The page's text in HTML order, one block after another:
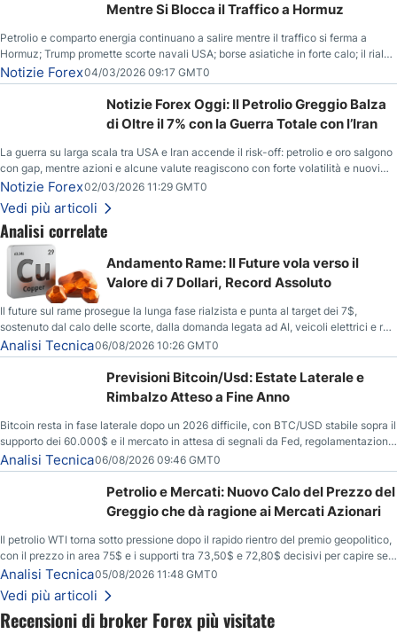
Recensioni di broker Forex più visitate
Mentre Si Blocca il Traffico a Hormuz
Petrolio e comparto energia continuano a salire mentre il traffico si ferma a
Hormuz; Trump promette scorte navali USA; borse asiatiche in forte calo; il rialzo
del gas naturale mette pressione all’euro.
Notizie Forex04/03/2026 09:17 GMT0
Notizie Forex Oggi: Il Petrolio Greggio Balza
di Oltre il 7% con la Guerra Totale con l’Iran
La guerra su larga scala tra USA e Iran accende il risk-off: petrolio e oro salgono
con gap, mentre azioni e alcune valute reagiscono con forte volatilità e nuovi
livelli da monitorare.
Notizie Forex02/03/2026 11:29 GMT0
Vedi più articoli
Analisi correlate
Andamento Rame: Il Future vola verso il
Valore di 7 Dollari, Record Assoluto
Il future sul rame prosegue la lunga fase rialzista e punta al target dei 7$,
sostenuto dal calo delle scorte, dalla domanda legata ad AI, veicoli elettrici e reti
energetiche, e dai timori di deficit produttivo dal 2028.
Analisi Tecnica06/08/2026 10:26 GMT0
Previsioni Bitcoin/Usd: Estate Laterale e
Rimbalzo Atteso a Fine Anno
Bitcoin resta in fase laterale dopo un 2026 difficile, con BTC/USD stabile sopra il
supporto dei 60.000$ e il mercato in attesa di segnali da Fed, regolamentazione
USA ed elezioni di medio termine.
Analisi Tecnica06/08/2026 09:46 GMT0
Petrolio e Mercati: Nuovo Calo del Prezzo del
Greggio che dà ragione ai Mercati Azionari
Il petrolio WTI torna sotto pressione dopo il rapido rientro del premio geopolitico,
con il prezzo in area 75$ e i supporti tra 73,50$ e 72,80$ decisivi per capire se il
ribasso potrà estendersi verso quota 70$.
Analisi Tecnica05/08/2026 11:48 GMT0
Vedi più articoli